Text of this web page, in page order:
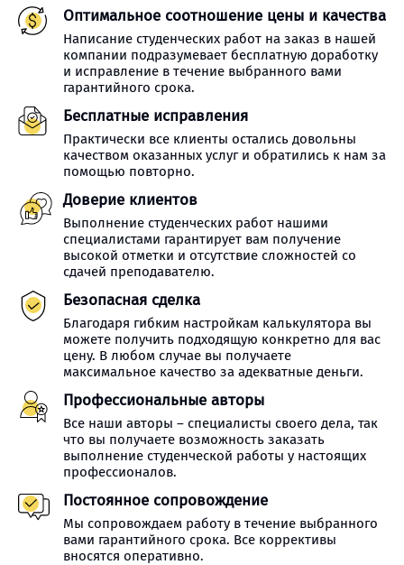
Оптимальное соотношение цены и качества
Написание студенческих работ на заказ в нашей
компании подразумевает бесплатную доработку
и исправление в течение выбранного вами
гарантийного срока.
Бесплатные исправления
Практически все клиенты остались довольны
качеством оказанных услуг и обратились к нам за
помощью повторно.
Доверие клиентов
Выполнение студенческих работ нашими
специалистами гарантирует вам получение
высокой отметки и отсутствие сложностей со
сдачей преподавателю.
Безопасная сделка
Благодаря гибким настройкам калькулятора вы
можете получить подходящую конкретно для вас
цену. В любом случае вы получаете
максимальное качество за адекватные деньги.
Профессиональные авторы
Все наши авторы – специалисты своего дела, так
что вы получаете возможность заказать
выполнение студенческой работы у настоящих
профессионалов.
Постоянное сопровождение
Мы сопровождаем работу в течение выбранного
вами гарантийного срока. Все коррективы
вносятся оперативно.